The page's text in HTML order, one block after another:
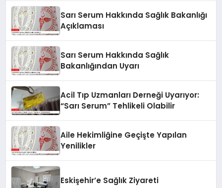
Sarı Serum Hakkında Sağlık Bakanlığı
Açıklaması
Sarı Serum Hakkında Sağlık
Bakanlığından Uyarı
Acil Tıp Uzmanları Derneği Uyarıyor:
“Sarı Serum” Tehlikeli Olabilir
Aile Hekimliğine Geçişte Yapılan
Yenilikler
Eskişehir’e Sağlık Ziyareti